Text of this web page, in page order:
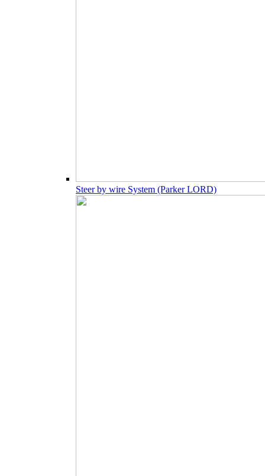
Steer by wire System (Parker LORD)